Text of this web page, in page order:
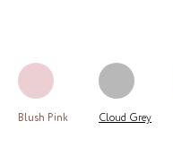
Blush Pink Cloud Grey